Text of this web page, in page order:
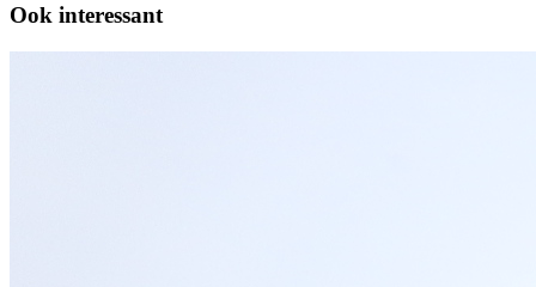
Ook interessant